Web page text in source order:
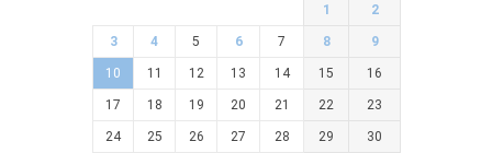
1 2
3 4 5 6 7 8 9
10 11 12 13 14 15 16
17 18 19 20 21 22 23
24 25 26 27 28 29 30